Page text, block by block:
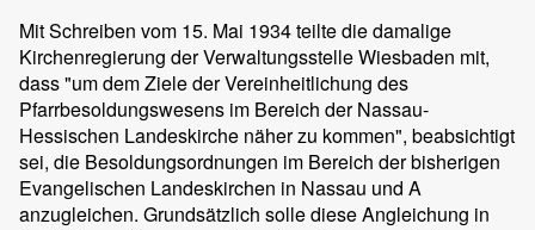
Mit Schreiben vom 15. Mai 1934 teilte die damalige
Kirchenregierung der Verwaltungsstelle Wiesbaden mit,
dass "um dem Ziele der Vereinheitlichung des
Pfarrbesoldungswesens im Bereich der Nassau-
Hessischen Landeskirche näher zu kommen", beabsichtigt
sei, die Besoldungsordnungen im Bereich der bisherigen
Evangelischen Landeskirchen in Nassau und A
anzugleichen. Grundsätzlich solle diese Angleichung in